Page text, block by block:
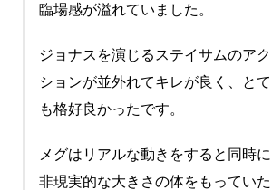
臨場感が溢れていました。
ジョナスを演じるステイサムのアク
ションが並外れてキレが良く、とて
も格好良かったです。
メグはリアルな動きをすると同時に
非現実的な大きさの体をもっていた